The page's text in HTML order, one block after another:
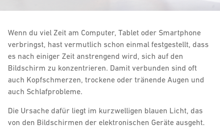
Wenn du viel Zeit am Computer, Tablet oder Smartphone
verbringst, hast vermutlich schon einmal festgestellt, dass
es nach einiger Zeit anstrengend wird, sich auf den
Bildschirm zu konzentrieren. Damit verbunden sind oft
auch Kopfschmerzen, trockene oder tränende Augen und
auch Schlafprobleme.
Die Ursache dafür liegt im kurzwelligen blauen Licht, das
von den Bildschirmen der elektronischen Geräte ausgeht.